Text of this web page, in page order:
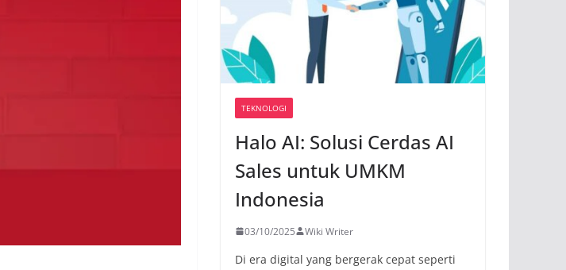
TEKNOLOGI
Halo AI: Solusi Cerdas AI
Sales untuk UMKM
Indonesia
03/10/2025 Wiki Writer
Di era digital yang bergerak cepat seperti